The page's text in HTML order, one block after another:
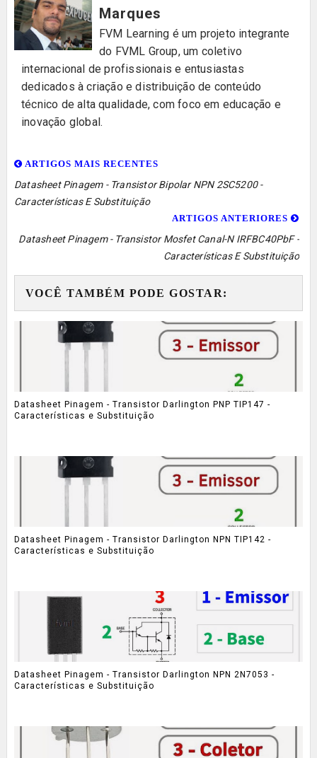
Marques
FVM Learning é um projeto integrante
do FVML Group, um coletivo
internacional de profissionais e entusiastas
dedicados à criação e distribuição de conteúdo
técnico de alta qualidade, com foco em educação e
inovação global.
ARTIGOS MAIS RECENTES
Datasheet Pinagem - Transistor Bipolar NPN 2SC5200 -
Características E Substituição
ARTIGOS ANTERIORES
Datasheet Pinagem - Transistor Mosfet Canal-N IRFBC40PbF -
Características E Substituição
VOCÊ TAMBÉM PODE GOSTAR:
Datasheet Pinagem - Transistor Darlington PNP TIP147 -
Características e Substituição
Datasheet Pinagem - Transistor Darlington NPN TIP142 -
Características e Substituição
Datasheet Pinagem - Transistor Darlington NPN 2N7053 -
Características e Substituição